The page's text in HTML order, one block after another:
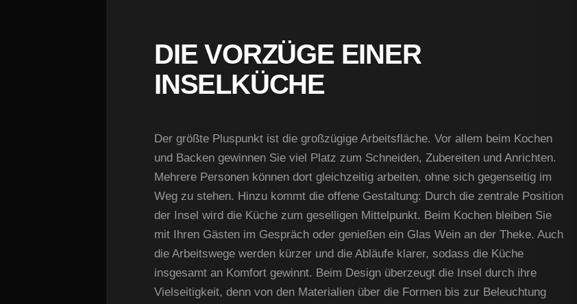
DIE VORZÜGE EINER
INSELKÜCHE
Der größte Pluspunkt ist die großzügige Arbeitsfläche. Vor allem beim Kochen
und Backen gewinnen Sie viel Platz zum Schneiden, Zubereiten und Anrichten.
Mehrere Personen können dort gleichzeitig arbeiten, ohne sich gegenseitig im
Weg zu stehen. Hinzu kommt die offene Gestaltung: Durch die zentrale Position
der Insel wird die Küche zum geselligen Mittelpunkt. Beim Kochen bleiben Sie
mit Ihren Gästen im Gespräch oder genießen ein Glas Wein an der Theke. Auch
die Arbeitswege werden kürzer und die Abläufe klarer, sodass die Küche
insgesamt an Komfort gewinnt. Beim Design überzeugt die Insel durch ihre
Vielseitigkeit, denn von den Materialien über die Formen bis zur Beleuchtung